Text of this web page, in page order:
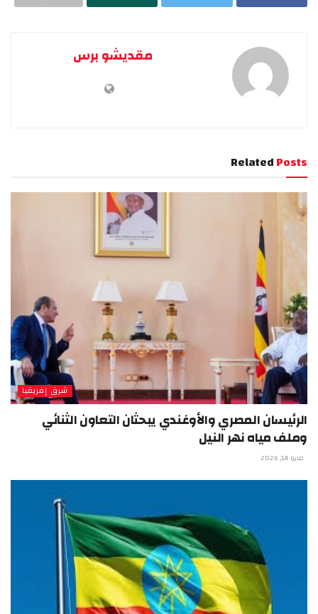
مقديشو برس
RelatedPosts
شرق إفريقيا
الرئيسان المصري والأوغندي يبحثان التعاون الثنائي
وملف مياه نهر النيل
مايو 14, 2026